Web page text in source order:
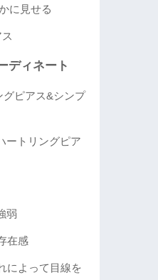
に見せる
ディネート
グピアス&シンプ
ートリングピア
弱
在感
によって目線を